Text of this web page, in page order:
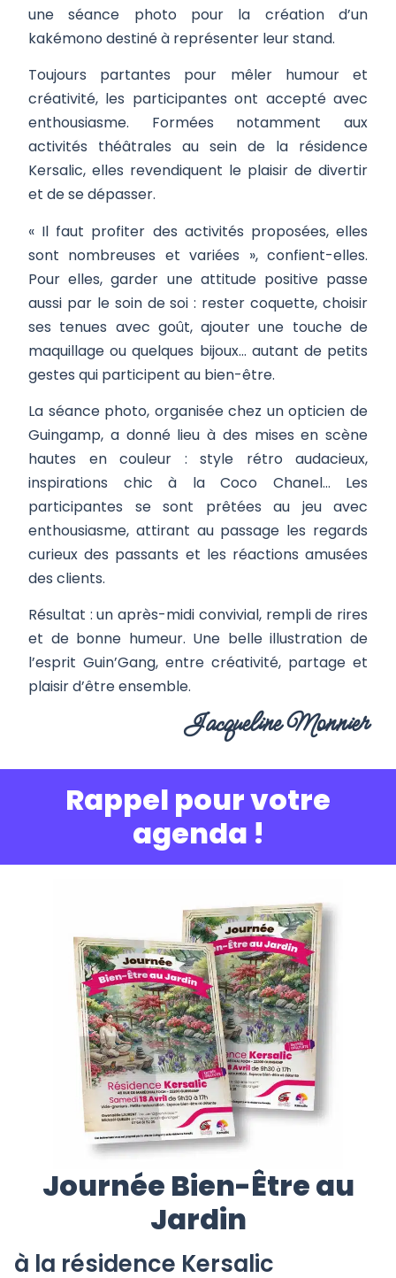
une séance photo pour la création d’un
kakémono destiné à représenter leur stand.
Toujours partantes pour mêler humour et
créativité, les participantes ont accepté avec
enthousiasme. Formées notamment aux
activités théâtrales au sein de la résidence
Kersalic, elles revendiquent le plaisir de divertir
et de se dépasser.
« Il faut profiter des activités proposées, elles
sont nombreuses et variées », confient-elles.
Pour elles, garder une attitude positive passe
aussi par le soin de soi : rester coquette, choisir
ses tenues avec goût, ajouter une touche de
maquillage ou quelques bijoux… autant de petits
gestes qui participent au bien-être.
La séance photo, organisée chez un opticien de
Guingamp, a donné lieu à des mises en scène
hautes en couleur : style rétro audacieux,
inspirations chic à la Coco Chanel… Les
participantes se sont prêtées au jeu avec
enthousiasme, attirant au passage les regards
curieux des passants et les réactions amusées
des clients.
Résultat : un après-midi convivial, rempli de rires
et de bonne humeur. Une belle illustration de
l’esprit Guin’Gang, entre créativité, partage et
plaisir d’être ensemble.
Jacqueline Monnier
Rappel pour votre
agenda !
Journée Bien-Être au
Jardin
à la résidence Kersalic